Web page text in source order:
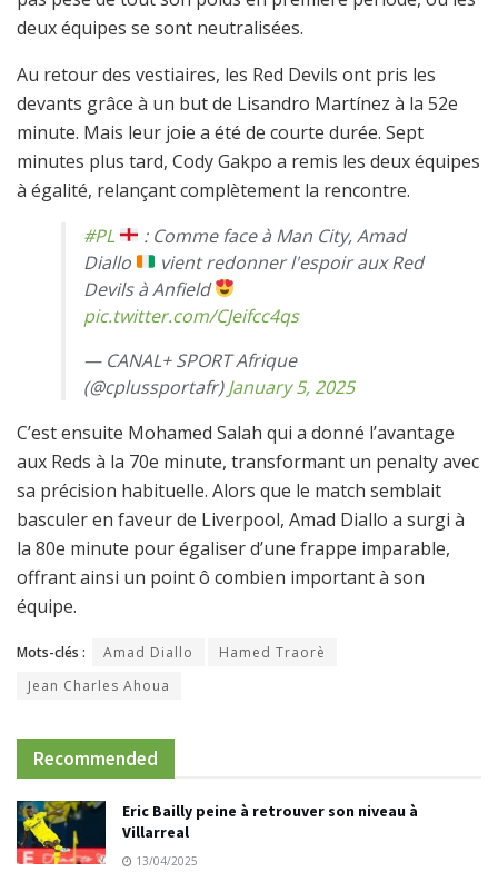
deux équipes se sont neutralisées.
Au retour des vestiaires, les Red Devils ont pris les
devants grâce à un but de Lisandro Martínez à la 52e
minute. Mais leur joie a été de courte durée. Sept
minutes plus tard, Cody Gakpo a remis les deux équipes
à égalité, relançant complètement la rencontre.
#PL
: Comme face à Man City, Amad
Diallo
vient redonner l'espoir aux Red
Devils à Anfield
pic.twitter.com/CJeifcc4qs
— CANAL+ SPORT Afrique
(@cplussportafr)January 5, 2025
C’est ensuite Mohamed Salah qui a donné l’avantage
aux Reds à la 70e minute, transformant un penalty avec
sa précision habituelle. Alors que le match semblait
basculer en faveur de Liverpool, Amad Diallo a surgi à
la 80e minute pour égaliser d’une frappe imparable,
offrant ainsi un point ô combien important à son
équipe.
Mots-clés : Amad Diallo
Hamed Traorè
Jean Charles Ahoua
Recommended
Eric Bailly peine à retrouver son niveau à
Villarreal
13/04/2025